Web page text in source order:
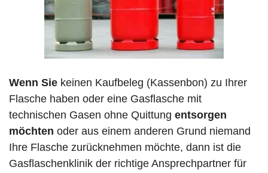
Wenn Sie keinen Kaufbeleg (Kassenbon) zu Ihrer
Flasche haben oder eine Gasflasche mit
technischen Gasen ohne Quittung entsorgen
möchten oder aus einem anderen Grund niemand
Ihre Flasche zurücknehmen möchte, dann ist die
Gasflaschenklinik der richtige Ansprechpartner für